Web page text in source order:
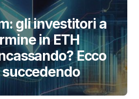
gli investitori a
in ETH
Ecco